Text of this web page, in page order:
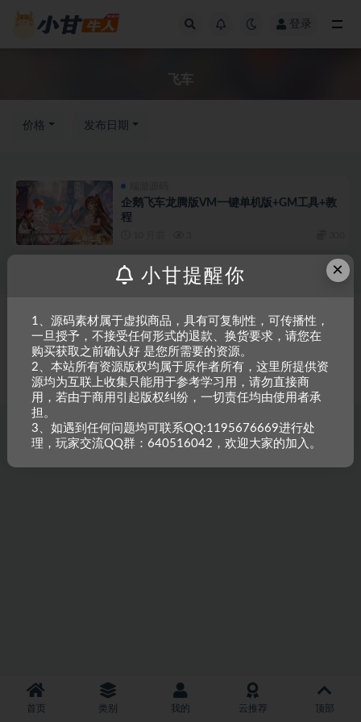
登录
飞车
价格 发布日期
企鹅飞车龙腾版VM一键单机版+GM工具+教
程
Copyright © 2023 小甘牛人资源网 - All rights reserved
粤ICP备2023002201
号-1
本站是一个坚持做精品资源的网站，会长期坚持更新资源，以共享为原则，尊
重原创，如需搬资源请先与站长沟通，恶意搬运封禁账号。
首页 类别 我的 云推荐 顶部
×
小甘提醒你
1、源码素材属于虚拟商品，具有可复制性，可传播性，
一旦授予，不接受任何形式的退款、换货要求，请您在
购买获取之前确认好 是您所需要的资源。
2、本站所有资源版权均属于原作者所有，这里所提供资
源均为互联上收集只能用于参考学习用，请勿直接商
用，若由于商用引起版权纠纷，一切责任均由使用者承
担。
3、如遇到任何问题均可联系QQ:1195676669进行处
理，玩家交流QQ群：640516042，欢迎大家的加入。